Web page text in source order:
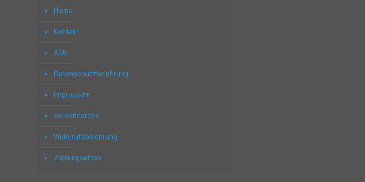
Home
Kontakt
AGB
Datenschutzbelehrung
Impressum
Versandarten
Widerrufsbelehrung
Zahlungsarten